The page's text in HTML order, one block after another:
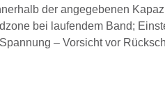
der angegebenen
bei laufendem Band;
– Vorsicht vor